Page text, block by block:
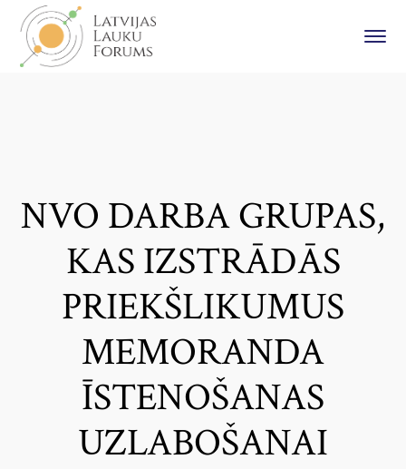
NVO DARBA GRUPAS,
KAS IZSTRĀDĀS
PRIEKŠLIKUMUS
MEMORANDA
ĪSTENOŠANAS
UZLABOŠANAI